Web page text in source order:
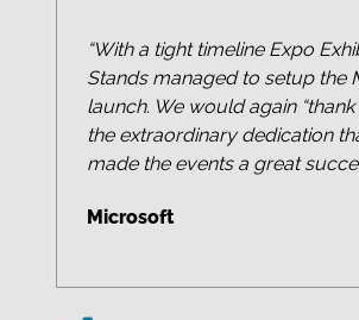
“With a tight timeline Expo
Stands managed to setup the
launch. We would again
the extraordinary dedication
made the events a great
Microsoft